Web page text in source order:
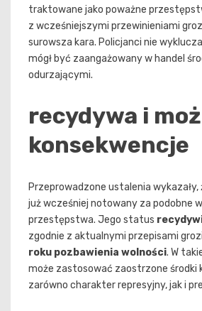
traktowane jako poważne
z wcześniejszymi przewinieniami
surowsza kara. Policjanci nie
mógł być zaangażowany w handel
odurzającymi.
recydywa i
konsekwencje
Przeprowadzone ustalenia wykazały,
już wcześniej notowany za podobne
przestępstwa. Jego status
zgodnie z aktualnymi przepisami
roku pozbawienia wolności. W
może zastosować zaostrzone środki
zarówno charakter represyjny, jak i